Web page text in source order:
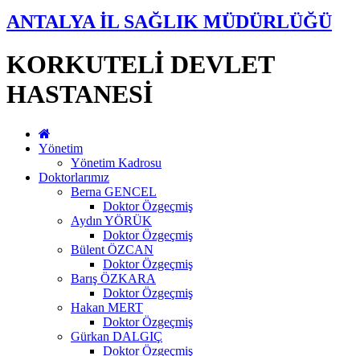
ANTALYA İL SAĞLIK MÜDÜRLÜĞÜ
KORKUTELİ DEVLET
HASTANESİ
Yönetim
Yönetim Kadrosu
Doktorlarımız
Berna GENCEL
Doktor Özgeçmiş
Aydın YÖRÜK
Doktor Özgeçmiş
Bülent ÖZCAN
Doktor Özgeçmiş
Barış ÖZKARA
Doktor Özgeçmiş
Hakan MERT
Doktor Özgeçmiş
Gürkan DALGIÇ
Doktor Özgeçmiş